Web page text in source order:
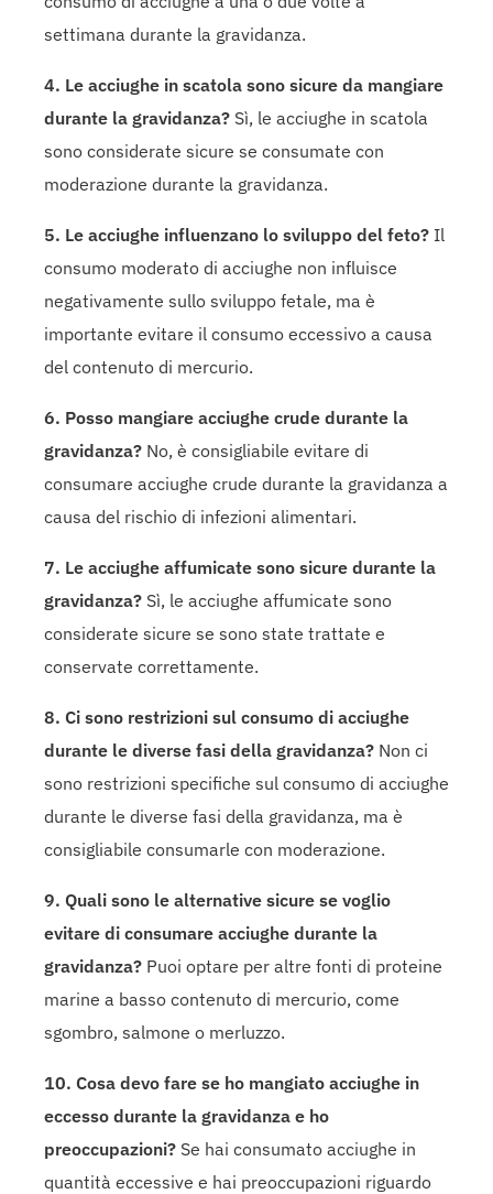
settimana durante la gravidanza.
4. Le acciughe in scatola sono sicure da mangiare
durante la gravidanza? Sì, le acciughe in scatola
sono considerate sicure se consumate con
moderazione durante la gravidanza.
5. Le acciughe influenzano lo sviluppo del feto? Il
consumo moderato di acciughe non influisce
negativamente sullo sviluppo fetale, ma è
importante evitare il consumo eccessivo a causa
del contenuto di mercurio.
6. Posso mangiare acciughe crude durante la
gravidanza? No, è consigliabile evitare di
consumare acciughe crude durante la gravidanza a
causa del rischio di infezioni alimentari.
7. Le acciughe affumicate sono sicure durante la
gravidanza? Sì, le acciughe affumicate sono
considerate sicure se sono state trattate e
conservate correttamente.
8. Ci sono restrizioni sul consumo di acciughe
durante le diverse fasi della gravidanza? Non ci
sono restrizioni specifiche sul consumo di acciughe
durante le diverse fasi della gravidanza, ma è
consigliabile consumarle con moderazione.
9. Quali sono le alternative sicure se voglio
evitare di consumare acciughe durante la
gravidanza? Puoi optare per altre fonti di proteine
marine a basso contenuto di mercurio, come
sgombro, salmone o merluzzo.
10. Cosa devo fare se ho mangiato acciughe in
eccesso durante la gravidanza e ho
preoccupazioni? Se hai consumato acciughe in
quantità eccessive e hai preoccupazioni riguardo